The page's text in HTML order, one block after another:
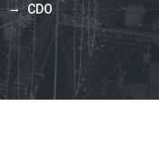
→CDO